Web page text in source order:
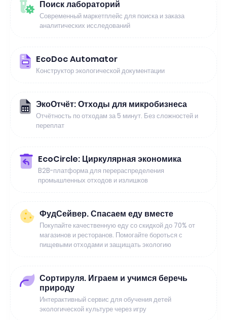
Поиск лабораторий
Современный маркетплейс для поиска и заказа
аналитических исследований
EcoDoc Automator
Конструктор экологической документации
ЭкоОтчёт: Отходы для микробизнеса
Отчётность по отходам за 5 минут. Без сложностей и
переплат
EcoCircle: Циркулярная экономика
B2B-платформа для перераспределения
промышленных отходов и излишков
ФудСейвер. Спасаем еду вместе
Покупайте качественную еду со скидкой до 70% от
магазинов и ресторанов. Помогайте бороться с
пищевыми отходами и защищать экологию
Сортируля. Играем и учимся беречь
природу
Интерактивный сервис для обучения детей
экологической культуре через игру